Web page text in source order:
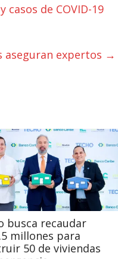
de COVID-19
aseguran expertos →
busca recaudar
millones para
50 de viviendas